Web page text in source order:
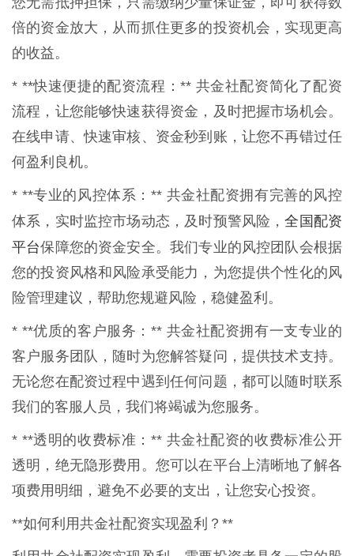
倍的资金放大，从而抓住更多的投资机会，实现更高
的收益。
* **快速便捷的配资流程：** 共金社配资简化了配资
流程，让您能够快速获得资金，及时把握市场机会。
在线申请、快速审核、资金秒到账，让您不再错过任
何盈利良机。
* **专业的风控体系：** 共金社配资拥有完善的风控
体系，实时监控市场动态，及时预警风险，全国配资
平台保障您的资金安全。我们专业的风控团队会根据
您的投资风格和风险承受能力，为您提供个性化的风
险管理建议，帮助您规避风险，稳健盈利。
* **优质的客户服务：** 共金社配资拥有一支专业的
客户服务团队，随时为您解答疑问，提供技术支持。
无论您在配资过程中遇到任何问题，都可以随时联系
我们的客服人员，我们将竭诚为您服务。
* **透明的收费标准：** 共金社配资的收费标准公开
透明，绝无隐形费用。您可以在平台上清晰地了解各
项费用明细，避免不必要的支出，让您安心投资。
**如何利用共金社配资实现盈利？**